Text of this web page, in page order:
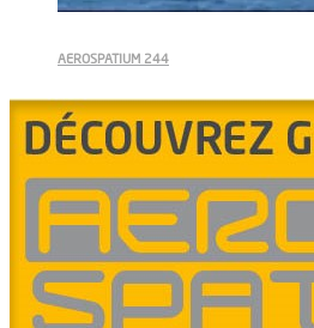
AEROSPATIUM 244